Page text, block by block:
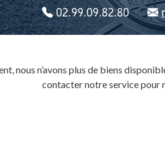
02.99.09.82.80
nous n’avons plus de biens
contacter notre service pour